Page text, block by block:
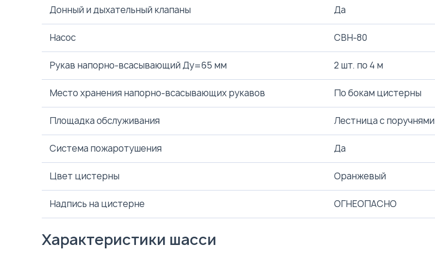
Донный и дыхательный клапаны Да
Насос СВН-80
Рукав напорно-всасывающий Ду=65 мм 2 шт. по 4 м
Место хранения напорно-всасывающих рукавов По бокам цистерны
Площадка обслуживания Лестница с
Система пожаротушения Да
Цвет цистерны Оранжевый
Надпись на цистерне ОГНЕОПАСНО
Характеристики шасси